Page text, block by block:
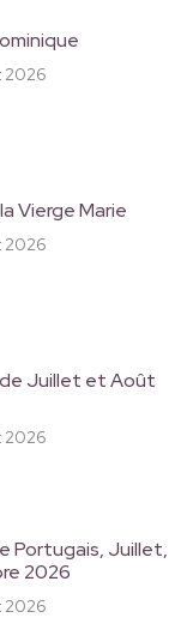
2026
Vierge Marie
2026
Juillet et Août
2026
Portugais, Juillet,
2026
2026